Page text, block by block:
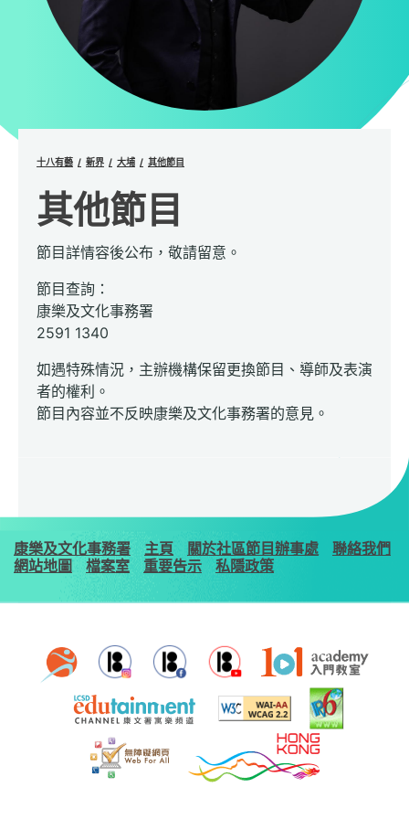
十八有藝 新界 大埔 其他節目
其他節目
節目詳情容後公布，敬請留意。
節目查詢：
康樂及文化事務署
2591 1340
如遇特殊情況，主辦機構保留更換節目、導師及表演
者的權利。
節目內容並不反映康樂及文化事務署的意見。
康樂及文化事務署 主頁 關於社區節目辦事處
聯絡我們
網站地圖
檔案室 重要告示 私隱政策